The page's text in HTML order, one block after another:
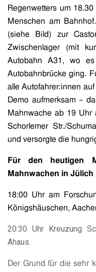
Regenwetters um
Menschen am
(siehe Bild) zur
Zwischenlager (mit
Autobahn A31, wo
Autobahnbrücke ging.
alle Autofahrer:innen
Demo aufmerksam –
Mahnwache ab 19 Uhr
Schorlemer Str./
und versorgte die
Für den heutigen
Mahnwachen in
18:00 Uhr am
Königshäuschen,
20:30 Uhr Kreuzung
Ahaus.
Der Grund für die sehr